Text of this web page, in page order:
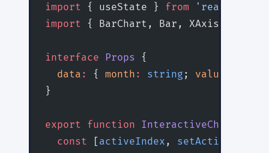
import { useState } from 'react'
import { BarChart, Bar, XAxis,
interface Props {
  data
: { month : string ; value
}
export function InteractiveChart
  const
[ activeIndex , setActiveIndex